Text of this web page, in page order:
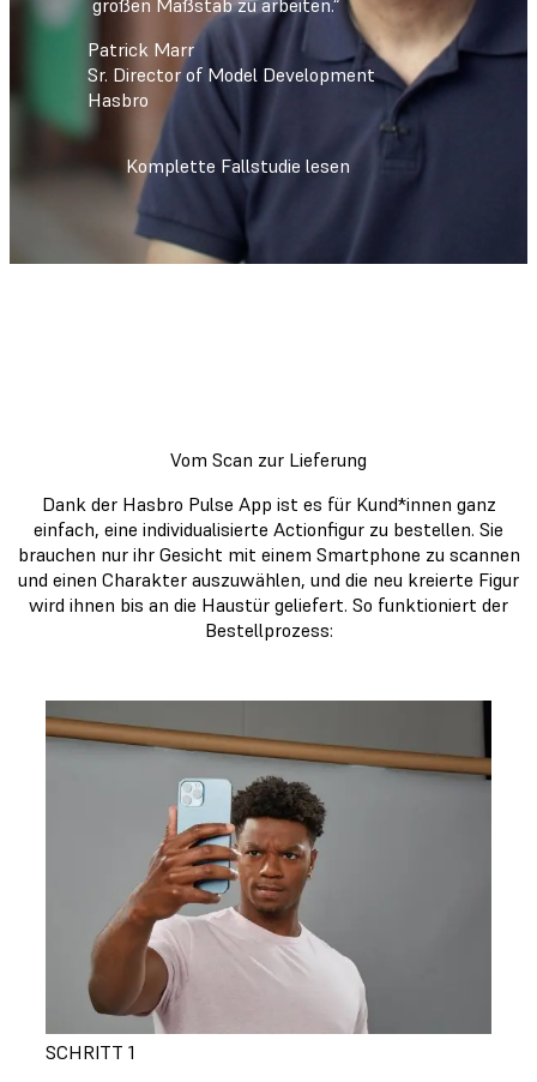
Patrick Marr
Sr. Director of Model Development
Hasbro
Komplette Fallstudie lesen
Vom Scan zur Lieferung
Dank der Hasbro Pulse App ist es für Kund*innen ganz
einfach, eine individualisierte Actionfigur zu bestellen. Sie
brauchen nur ihr Gesicht mit einem Smartphone zu scannen
und einen Charakter auszuwählen, und die neu kreierte Figur
wird ihnen bis an die Haustür geliefert. So funktioniert der
Bestellprozess:
SCHRITT 1